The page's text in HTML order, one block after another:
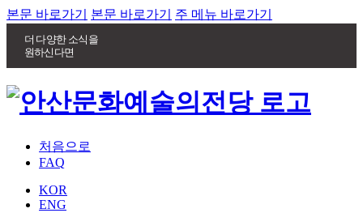
본문 바로가기 본문 바로가기 주 메뉴 바로가기
더 다양한 소식을
원하신다면
처음으로
FAQ
KOR
ENG